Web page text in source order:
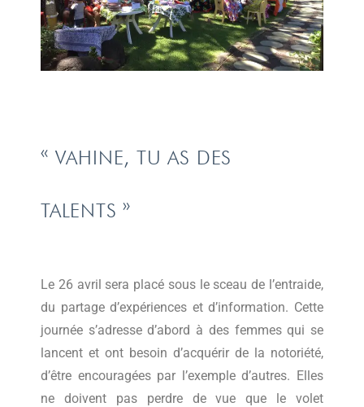
« VAHINE, TU AS DES
TALENTS »
Le 26 avril sera placé sous le sceau de l’entraide,
du partage d’expériences et d’information. Cette
journée s’adresse d’abord à des femmes qui se
lancent et ont besoin d’acquérir de la notoriété,
d’être encouragées par l’exemple d’autres. Elles
ne doivent pas perdre de vue que le volet